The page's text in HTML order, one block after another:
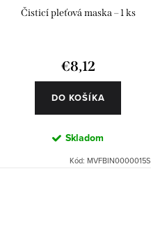
Čisticí pleťová maska – 1 ks
€8,12
DO KOŠÍKA
Skladom
Kód: MVFBIN0000015S